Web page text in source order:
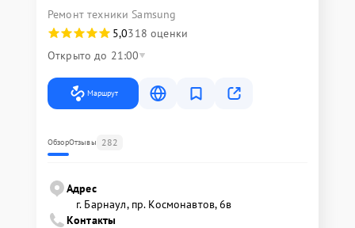
Ремонт техники Samsung
5,0318 оценки
Открыто до 21:00
Маршрут
ОбзорОтзывы 282
Адрес
г. Барнаул, ​пр. Космонавтов, 6в
Контакты